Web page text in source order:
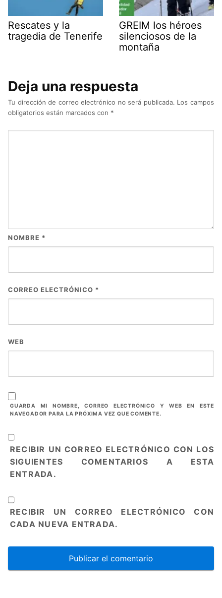
Rescates y la
tragedia de Tenerife
GREIM los héroes
silenciosos de la
montaña
Deja una respuesta
Tu dirección de correo electrónico no será publicada. Los campos
obligatorios están marcados con *
NOMBRE *
CORREO ELECTRÓNICO *
WEB
GUARDA MI NOMBRE, CORREO ELECTRÓNICO Y WEB EN ESTE
NAVEGADOR PARA LA PRÓXIMA VEZ QUE COMENTE.
RECIBIR UN CORREO ELECTRÓNICO CON LOS
SIGUIENTES COMENTARIOS A ESTA
ENTRADA.
RECIBIR UN CORREO ELECTRÓNICO CON
CADA NUEVA ENTRADA.